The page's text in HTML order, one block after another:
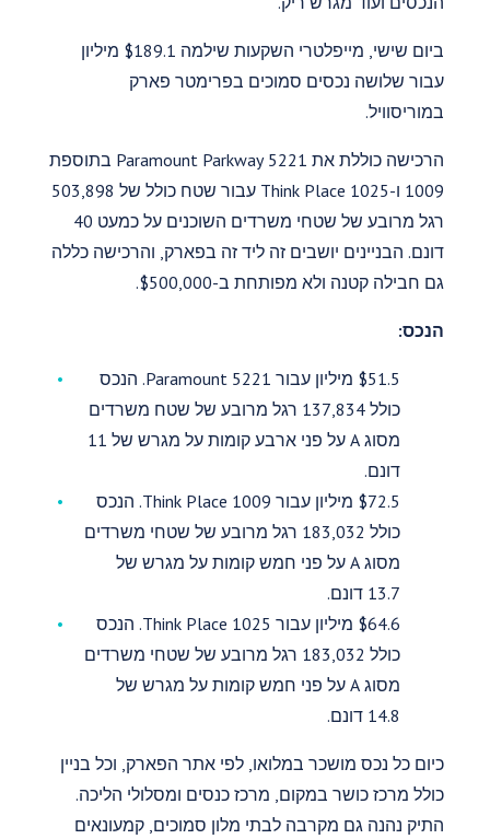
ביום שישי, מייפלטרי השקעות שילמה $189.1 מיליון
עבור שלושה נכסים סמוכים בפרימטר פארק
במוריסוויל.
הרכישה כוללת את 5221 Paramount Parkway בתוספת
1009 ו-1025 Think Place עבור שטח כולל של 503,898
רגל מרובע של שטחי משרדים השוכנים על כמעט 40
דונם. הבניינים יושבים זה ליד זה בפארק, והרכישה כללה
גם חבילה קטנה ולא מפותחת ב-$500,000.
הנכס:
$51.5 מיליון עבור 5221 Paramount. הנכס
כולל 137,834 רגל מרובע של שטח משרדים
מסוג A על פני ארבע קומות על מגרש של 11
דונם.
$72.5 מיליון עבור 1009 Think Place. הנכס
כולל 183,032 רגל מרובע של שטחי משרדים
מסוג A על פני חמש קומות על מגרש של
13.7 דונם.
$64.6 מיליון עבור 1025 Think Place. הנכס
כולל 183,032 רגל מרובע של שטחי משרדים
מסוג A על פני חמש קומות על מגרש של
14.8 דונם.
כיום כל נכס מושכר במלואו, לפי אתר הפארק, וכל בניין
כולל מרכז כושר במקום, מרכז כנסים ומסלולי הליכה.
התיק נהנה גם מקרבה לבתי מלון סמוכים, קמעונאים